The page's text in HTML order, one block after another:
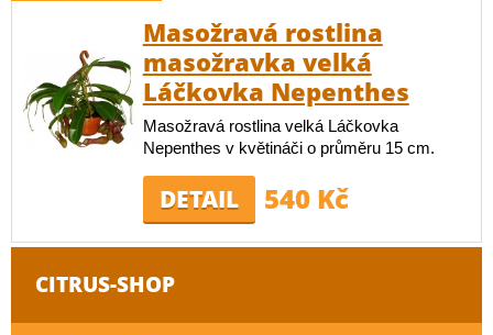
Masožravá rostlina
masožravka velká
Láčkovka Nepenthes
Masožravá rostlina velká Láčkovka
Nepenthes v květináči o průměru 15 cm.
DETAIL 540 Kč
CITRUS-SHOP